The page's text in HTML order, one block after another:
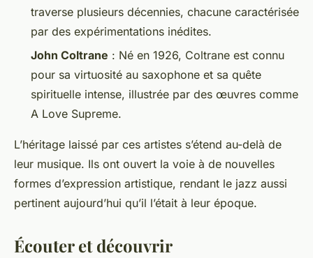
traverse plusieurs décennies, chacune caractérisée
par des expérimentations inédites.
John Coltrane : Né en 1926, Coltrane est connu
pour sa virtuosité au saxophone et sa quête
spirituelle intense, illustrée par des œuvres comme
A Love Supreme.
L’héritage laissé par ces artistes s’étend au-delà de
leur musique. Ils ont ouvert la voie à de nouvelles
formes d’expression artistique, rendant le jazz aussi
pertinent aujourd’hui qu’il l’était à leur époque.
Écouter et découvrir